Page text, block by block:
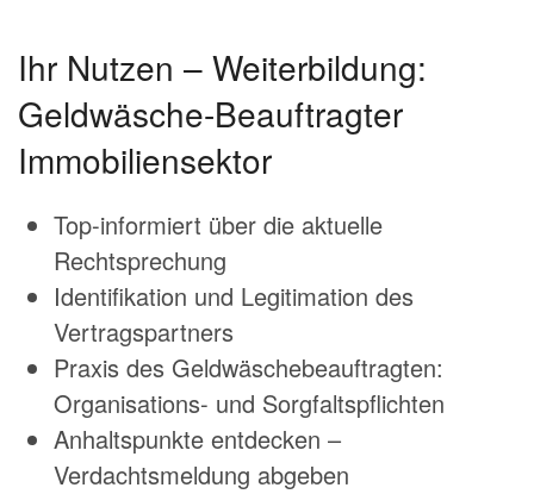
Ihr Nutzen – Weiterbildung:
Geldwäsche-Beauftragter
Immobiliensektor
Top-informiert über die aktuelle
Rechtsprechung
Identifikation und Legitimation des
Vertragspartners
Praxis des Geldwäschebeauftragten:
Organisations- und Sorgfaltspflichten
Anhaltspunkte entdecken –
Verdachtsmeldung abgeben